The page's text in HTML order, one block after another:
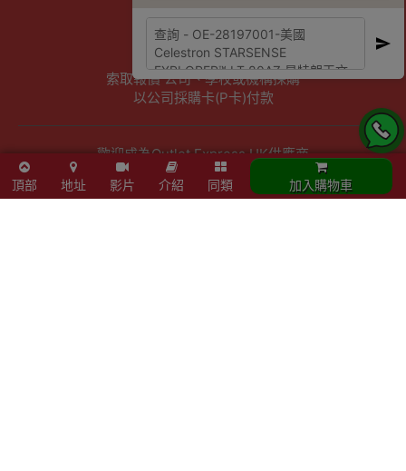
頂部 地址 影片 介紹 同類 加入購物車
商店資訊
聯絡我們
關於我們
索取報價 公司、學校或機構採購
以公司採購卡(P卡)付款
歡迎成為Outlet Express HK供應商